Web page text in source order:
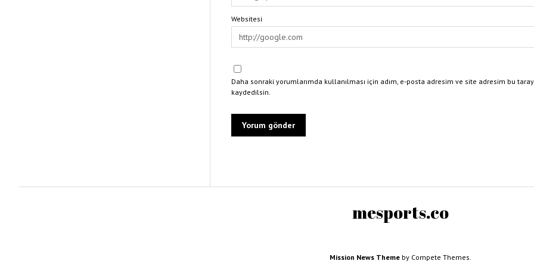
Websitesi
Daha sonraki yorumlarımda kullanılması için adım, e-posta adresim ve site adresim bu
kaydedilsin.
mesports.co
Mission News Theme by Compete Themes.